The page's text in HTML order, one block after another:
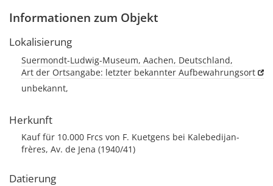
Informationen zum Objekt
Lokalisierung
Suermondt-Ludwig-Museum, Aachen, Deutschland,
Art der Ortsangabe: letzter bekannter Aufbewahrungsort
unbekannt,
Herkunft
Kauf für 10.000 Frcs von F. Kuetgens bei Kalebedijan-
frères, Av. de Jena (1940/41)
Datierung